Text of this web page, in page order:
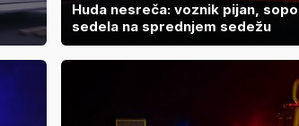
Huda nesreča: voznik pijan,
sedela na sprednjem sedežu